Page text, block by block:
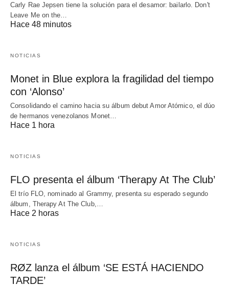
Carly Rae Jepsen tiene la solución para el desamor: bailarlo. Don't
Leave Me on the…
Hace 48 minutos
NOTICIAS
Monet in Blue explora la fragilidad del tiempo
con ‘Alonso’
Consolidando el camino hacia su álbum debut Amor Atómico, el dúo
de hermanos venezolanos Monet…
Hace 1 hora
NOTICIAS
FLO presenta el álbum ‘Therapy At The Club’
El trío FLO, nominado al Grammy, presenta su esperado segundo
álbum, Therapy At The Club,…
Hace 2 horas
NOTICIAS
RØZ lanza el álbum ‘SE ESTÁ HACIENDO
TARDE’